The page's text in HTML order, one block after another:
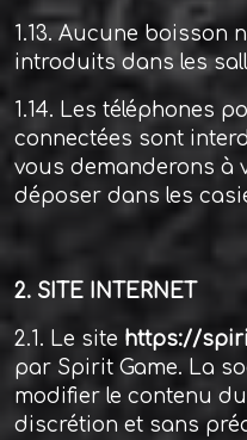
1.13. Aucune boisson
introduits dans les
1.14. Les téléphones
connectées sont
vous demanderons à
déposer dans les
2. SITE INTERNET
2.1. Le site https://
par Spirit Game. La
modifier le contenu
discrétion et sans